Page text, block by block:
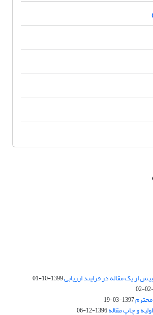
از یک مقاله در فرایند ارزیابی1399-10-01
1397-03-19
و چاپ مقاله1396-12-06